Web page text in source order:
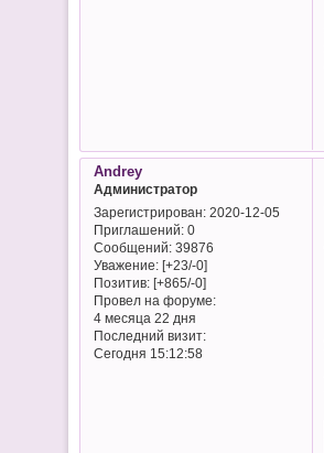
Andrey
Администратор
Зарегистрирован: 2020-12-05
Приглашений:0
Сообщений:39876
Уважение: [+23/-0]
Позитив: [+865/-0]
Провел на форуме:
4 месяца 22 дня
Последний визит:
Сегодня 15:12:58